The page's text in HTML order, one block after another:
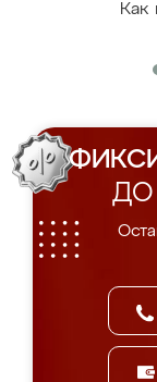
Как
ДО